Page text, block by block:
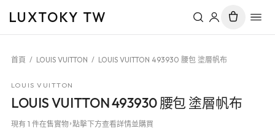
LUXTOKY TW
首頁 / LOUIS VUITTON / LOUIS VUITTON 493930 腰包 塗層帆布
LOUIS VUITTON
LOUIS VUITTON 493930 腰包 塗層帆布
現有 1 件在售實物，點擊下方查看詳情並購買